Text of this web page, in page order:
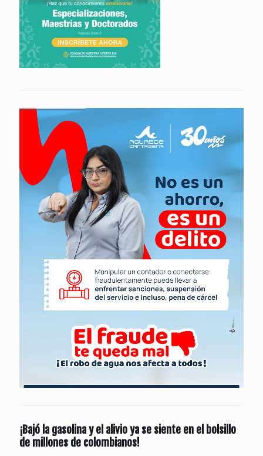
¡Bajó la gasolina y el alivio ya se siente en el bolsillo
de millones de colombianos!